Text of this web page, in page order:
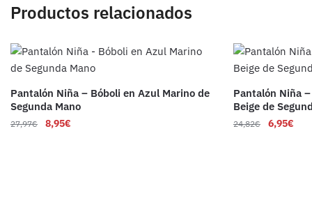
Productos relacionados
Pantalón Niña – Bóboli en Azul Marino de
Segunda Mano
27,97€ 8,95€
Pantalón Niña
Beige de
24,82€ 6,95€